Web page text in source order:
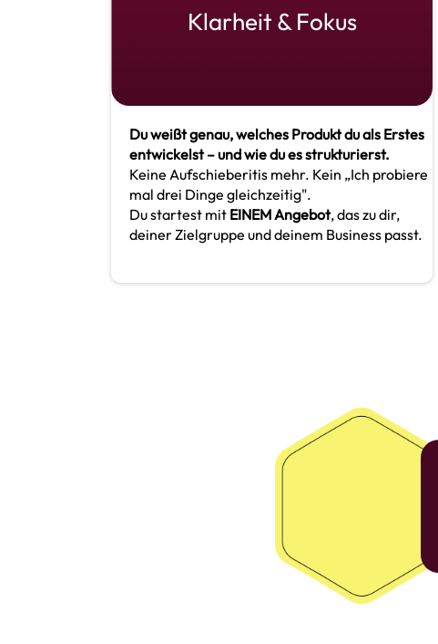
Klarheit & Fokus
Du weißt genau, welches Produkt du als Erstes
entwickelst – und wie du es strukturierst.
Keine Aufschieberitis mehr. Kein „Ich probiere
mal drei Dinge gleichzeitig".
Du startest mit EINEM Angebot, das zu dir,
deiner Zielgruppe und deinem Business passt.